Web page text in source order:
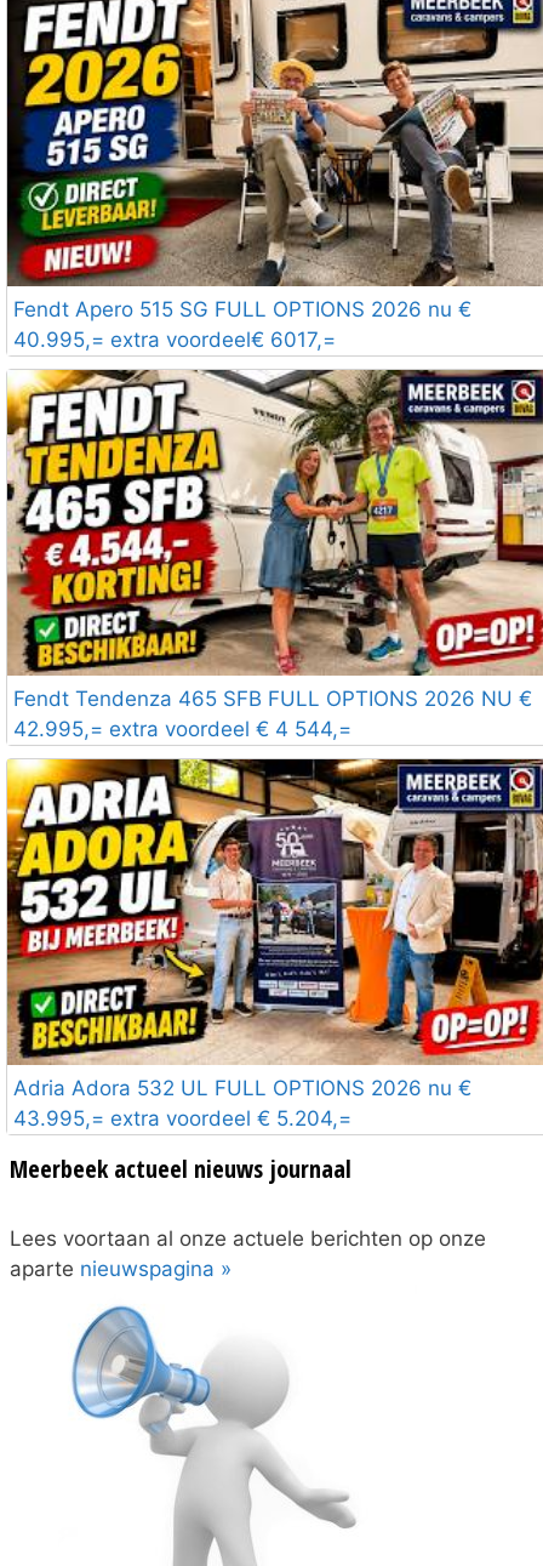
Fendt Apero 515 SG FULL OPTIONS 2026 nu €
40.995,= extra voordeel€ 6017,=
Fendt Tendenza 465 SFB FULL OPTIONS 2026 NU €
42.995,= extra voordeel € 4 544,=
Adria Adora 532 UL FULL OPTIONS 2026 nu €
43.995,= extra voordeel € 5.204,=
Meerbeek actueel nieuws journaal
Lees voortaan al onze actuele berichten op onze
aparte nieuwspagina »